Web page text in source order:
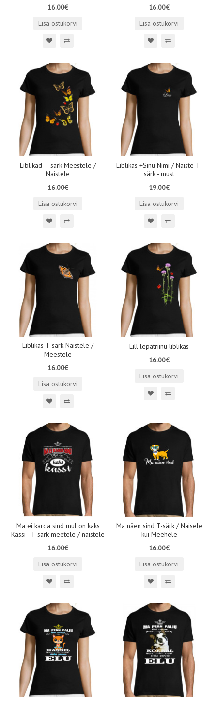
16.00€
Lisa ostukorvi
16.00€
Lisa ostukorvi
Liblikad T-särk Meestele /
Naistele
16.00€
Lisa ostukorvi
Liblikas +Sinu Nimi / Naiste T-
särk - must
19.00€
Lisa ostukorvi
Liblikas T-särk Naistele /
Meestele
16.00€
Lisa ostukorvi
Lill lepatriinu liblikas
16.00€
Lisa ostukorvi
Ma ei karda sind mul on kaks
Kassi - T-särk meetele / naistele
16.00€
Lisa ostukorvi
Ma näen sind T-särk / Naisele
kui Meehele
16.00€
Lisa ostukorvi